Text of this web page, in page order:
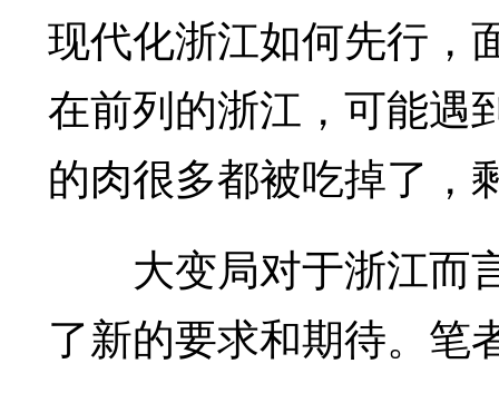
现代化浙江如何先行，
在前列的浙江，可能遇
的肉很多都被吃掉了，
大变局对于浙江而
了新的要求和期待。笔